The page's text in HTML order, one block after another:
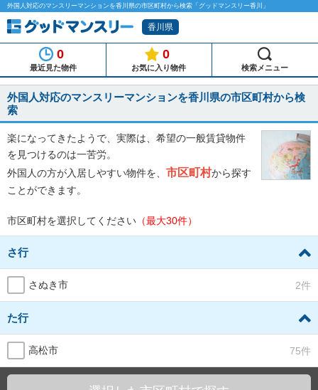
外国人対応のマンスリーマンションを香川県の市区町村から検索「グッドマンスリー香川」
香川県
0
最近見た物件
0
お気に入り物件 検索メニュー
外国人対応のマンスリーマンションを香川県の市区町村から検
索
楽になってきたようで、実際は、希望の一般賃貸物件
を見つけるのは一苦労。
外国人の方が入居しやすい物件を、 市区町村から探す
ことができます。
市区町村を選択してください （最大30件）
さ行
さぬき市 2件
た行
高松市 75件